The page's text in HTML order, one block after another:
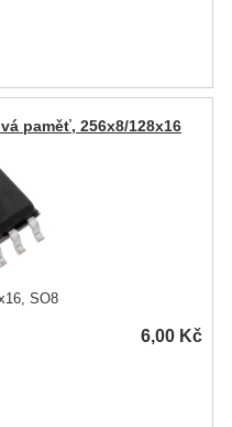
paměť, 256x8/128x16
SO8
6,00 Kč